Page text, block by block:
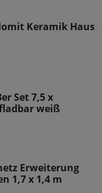
Keramik Haus
Set 7,5 x
weiß
Erweiterung
1,7 x 1,4 m